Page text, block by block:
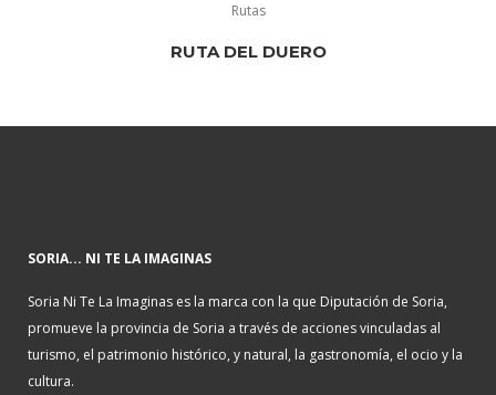
Rutas
RUTA DEL DUERO
SORIA... NI TE LA IMAGINAS
Soria Ni Te La Imaginas es la marca con la que Diputación de Soria,
promueve la provincia de Soria a través de acciones vinculadas al
turismo, el patrimonio histórico, y natural, la gastronomía, el ocio y la
cultura.